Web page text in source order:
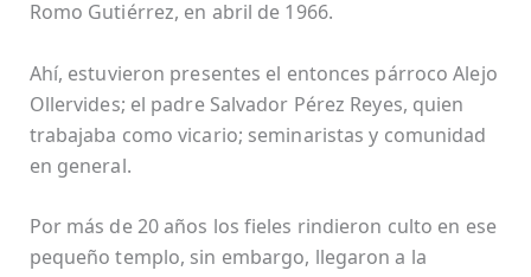
Romo Gutiérrez, en abril de 1966.
Ahí, estuvieron presentes el entonces párroco Alejo
Ollervides; el padre Salvador Pérez Reyes, quien
trabajaba como vicario; seminaristas y comunidad
en general.
Por más de 20 años los fieles rindieron culto en ese
pequeño templo, sin embargo, llegaron a la